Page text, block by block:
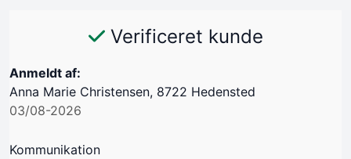
Verificeret kunde
Anmeldt af:
Anna Marie Christensen, 8722 Hedensted
03/08-2026
Kommunikation